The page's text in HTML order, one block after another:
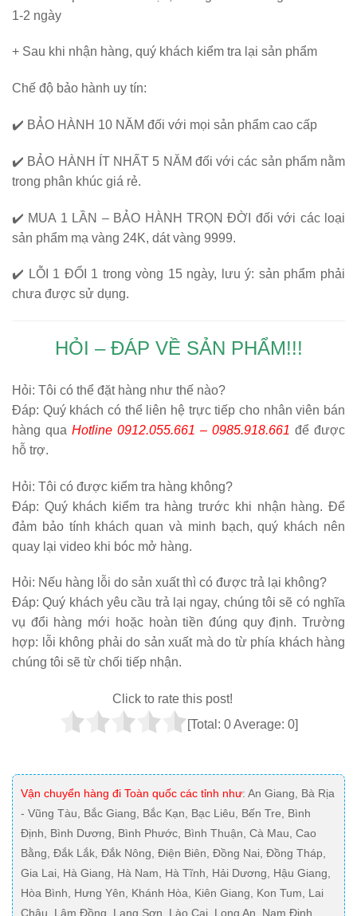
1-2 ngày
+ Sau khi nhận hàng, quý khách kiểm tra lại sản phẩm
Chế độ bảo hành uy tín:
✔️ BẢO HÀNH 10 NĂM đối với mọi sản phẩm cao cấp
✔️ BẢO HÀNH ÍT NHẤT 5 NĂM đối với các sản phẩm nằm
trong phân khúc giá rẻ.
✔️ MUA 1 LẦN – BẢO HÀNH TRỌN ĐỜI đối với các loại
sản phẩm mạ vàng 24K, dát vàng 9999.
✔️ LỖI 1 ĐỔI 1 trong vòng 15 ngày, lưu ý: sản phẩm phải
chưa được sử dụng.
HỎI – ĐÁP VỀ SẢN PHẨM!!!
Hỏi: Tôi có thể đặt hàng như thế nào?
Đáp: Quý khách có thể liên hệ trực tiếp cho nhân viên bán
hàng qua Hotline 0912.055.661 – 0985.918.661 để được
hỗ trợ.
Hỏi: Tôi có được kiểm tra hàng không?
Đáp: Quý khách kiểm tra hàng trước khi nhận hàng. Để
đảm bảo tính khách quan và minh bạch, quý khách nên
quay lại video khi bóc mở hàng.
Hỏi: Nếu hàng lỗi do sản xuất thì có được trả lại không?
Đáp: Quý khách yêu cầu trả lại ngay, chúng tôi sẽ có nghĩa
vụ đổi hàng mới hoặc hoàn tiền đúng quy định. Trường
hợp: lỗi không phải do sản xuất mà do từ phía khách hàng
chúng tôi sẽ từ chối tiếp nhận.
Click to rate this post!
[Total: 0Average: 0]
Vận chuyển hàng đi Toàn quốc các tỉnh như: An Giang, Bà Rịa
- Vũng Tàu, Bắc Giang, Bắc Kạn, Bạc Liêu, Bến Tre, Bình
Định, Bình Dương, Bình Phước, Bình Thuận, Cà Mau, Cao
Bằng, Đắk Lắk, Đắk Nông, Điện Biên, Đồng Nai, Đồng Tháp,
Gia Lai, Hà Giang, Hà Nam, Hà Tĩnh, Hải Dương, Hậu Giang,
Hòa Bình, Hưng Yên, Khánh Hòa, Kiên Giang, Kon Tum, Lai
Châu, Lâm Đồng, Lạng Sơn, Lào Cai, Long An, Nam Định,